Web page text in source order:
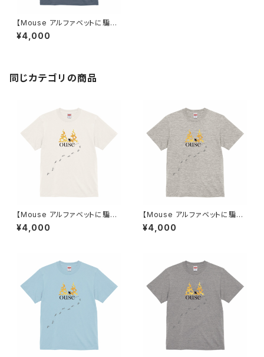
【Mouse アルファベットに騙さ
れたネズミ】Tシャツ ヘイジーネ
イビー ユニセックス
¥4,000
同じカテゴリの商品
【Mouse アルファベットに騙さ
れたネズミ】Tシャツ バニラホワ
イト ユニセックス
¥4,000
【Mouse アルファベットに騙さ
れたネズミ】Tシャツ オートミー
ル ユニセックス
¥4,000